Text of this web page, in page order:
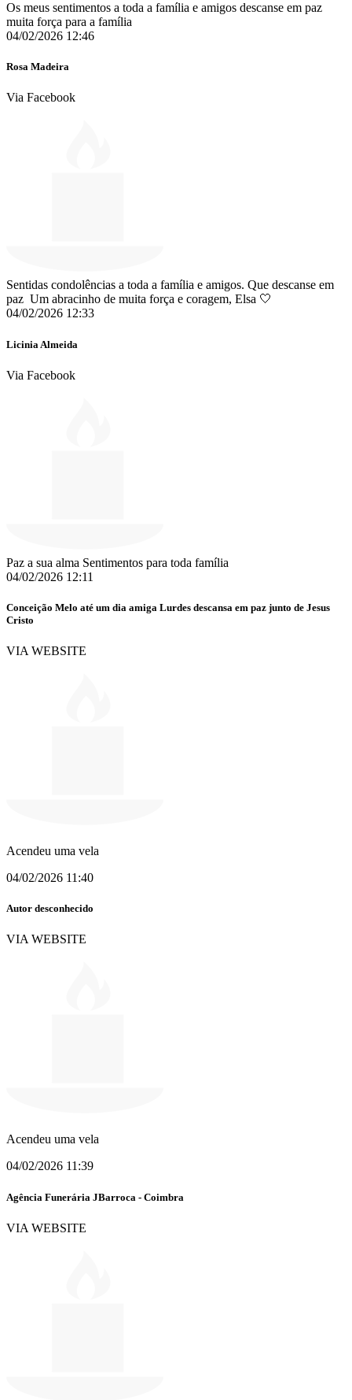
Os meus sentimentos a toda a família e amigos descanse em paz
muita força para a família
04/02/2026 12:46
Rosa Madeira
Via Facebook
Sentidas condolências a toda a família e amigos. Que descanse em
paz ️ Um abracinho de muita força e coragem, Elsa 🤍
04/02/2026 12:33
Licinia Almeida
Via Facebook
Paz a sua alma Sentimentos para toda família
04/02/2026 12:11
Conceição Melo até um dia amiga Lurdes descansa em paz junto de Jesus
Cristo
VIA WEBSITE
Acendeu uma vela
04/02/2026 11:40
Autor desconhecido
VIA WEBSITE
Acendeu uma vela
04/02/2026 11:39
Agência Funerária JBarroca - Coimbra
VIA WEBSITE